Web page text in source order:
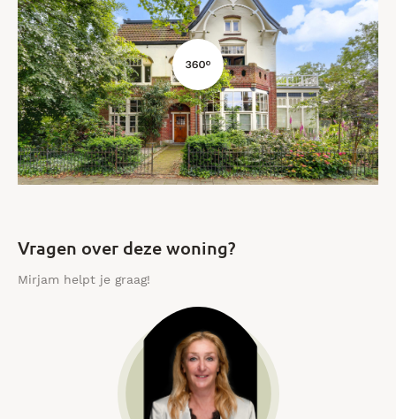
Vragen over deze woning?
Mirjam helpt je graag!